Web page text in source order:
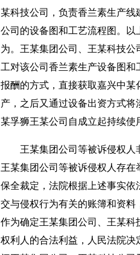
某科技公司，负责香兰素生产
公司的设备图和工艺流程图。
为。王某集团公司、王某科技
工对该公司香兰素生产设备图
报酬的方式，直接获取嘉兴中
产，之后又通过设备出资方式将
某孚狮王某公司自成立起持续使
王某集团公司等被诉侵权人非
王某集团公司等被诉侵权人存
保全裁定，法院根据上述事实
交与侵权行为有关的账簿和资
作为确定王某集团公司、王某
权利人的合法利益，人民法院决